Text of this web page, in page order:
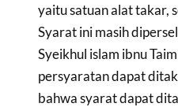
yaitu satuan alat takar,
Syarat ini masih
Syeikhul islam ibnu
persyaratan dapat
bahwa syarat dapat